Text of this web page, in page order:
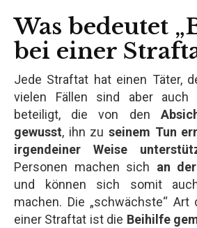
Was bedeutet
bei einer
Jede Straftat hat einen Täter,
vielen Fällen sind aber auch
beteiligt, die von den
gewusst, ihn zu seinem Tun
irgendeiner Weise
Personen machen sich an
und können sich somit
machen. Die „schwächste“ Art
einer Straftat ist die Beihilfe